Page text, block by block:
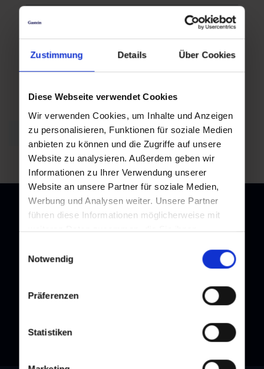
Zustimmung Details Über Cookies
Diese Webseite verwendet Cookies
Wir verwenden Cookies, um Inhalte und Anzeigen
zu personalisieren, Funktionen für soziale Medien
anbieten zu können und die Zugriffe auf unsere
Website zu analysieren. Außerdem geben wir
Informationen zu Ihrer Verwendung unserer
Website an unsere Partner für soziale Medien,
Werbung und Analysen weiter. Unsere Partner
führen diese Informationen möglicherweise mit
weiteren Daten zusammen, die Sie ihnen
Nutzung der Dienste gesammelt haben.
Notwendig
Präferenzen
Statistiken
11:00 15:00
back to overview
Subscribe to our newsletter and stay up to date!